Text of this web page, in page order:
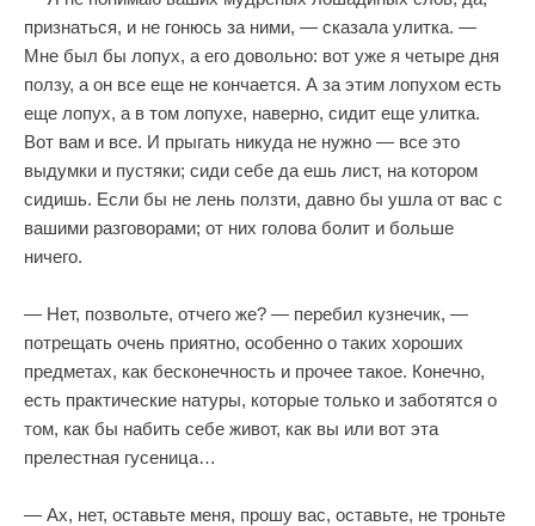
признаться, и не гонюсь за ними, — сказала улитка. —
Мне был бы лопух, а его довольно: вот уже я четыре дня
ползу, а он все еще не кончается. А за этим лопухом есть
еще лопух, а в том лопухе, наверно, сидит еще улитка.
Вот вам и все. И прыгать никуда не нужно — все это
выдумки и пустяки; сиди себе да ешь лист, на котором
сидишь. Если бы не лень ползти, давно бы ушла от вас с
вашими разговорами; от них голова болит и больше
ничего.
— Нет, позвольте, отчего же? — перебил кузнечик, —
потрещать очень приятно, особенно о таких хороших
предметах, как бесконечность и прочее такое. Конечно,
есть практические натуры, которые только и заботятся о
том, как бы набить себе живот, как вы или вот эта
прелестная гусеница…
— Ах, нет, оставьте меня, прошу вас, оставьте, не троньте